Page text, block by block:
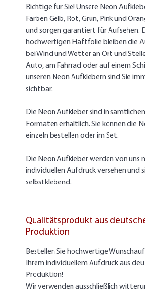
Richtige für Sie! Unsere Neon
Farben Gelb, Rot, Grün, Pink und
und sorgen garantiert für Aufsehen.
hochwertigen Haftfolie bleiben die
bei Wind und Wetter an Ort und
Auto, am Fahrrad oder auf einem
unseren Neon Aufklebern sind Sie
sichtbar.
Die Neon Aufkleber sind in sämtlichen
Formaten erhältlich. Sie können die
einzeln bestellen oder im Set.
Die Neon Aufkleber werden von uns
individuellen Aufdruck versehen und
selbstklebend.
Qualitätsprodukt aus
Produktion
Bestellen Sie hochwertige
Ihrem individuellem Aufdruck aus
Produktion!
Wir verwenden ausschließlich